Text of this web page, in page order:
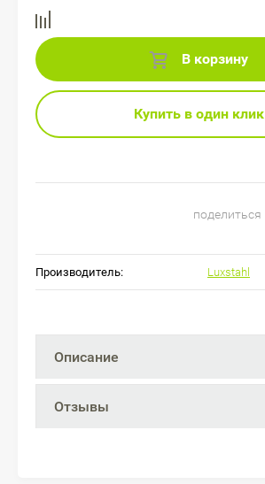
В корзину
Купить в один клик
поделиться
Производитель: Luxstahl
Описание
Отзывы